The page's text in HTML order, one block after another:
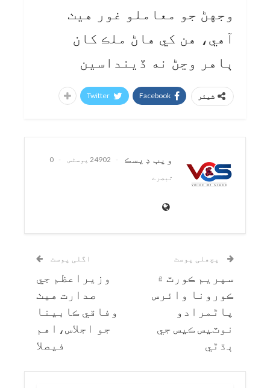
وجهڻ جو معاملو غور هيٺ
آهي، هن کي هاڻ ملڪ کان
ٻاهر وڃڻ نه ڏينداسين
شیئر Facebook
Twitter
ويب ڊيسڪ 24902 پوسٹس
0
تبصرے
پچھلی پوسٹ
سپريم ڪورٽ ۾
ڪورونا وائرس
پاڻمرادو
نوٽيس ڪيس جي
ٻڌڻي
اگلی پوسٹ
وزيراعظم جي
صدارت هيٺ
وفاقي ڪابينا
جو اجلاس،اهم
فيصلا